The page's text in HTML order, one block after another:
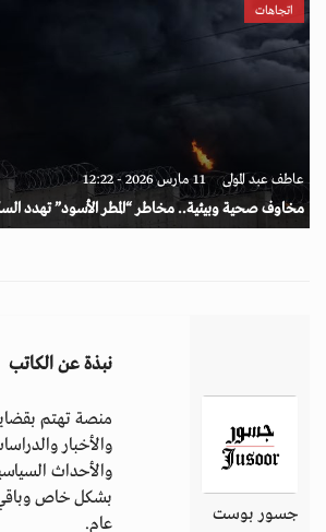
اتجاهات
عاطف عبد المولى 11 مارس 2026 - 12:22
مخاوف صحية وبيئية.. مخاطر “المطر الأسود” تهدد
جسور بوست
نبذة عن الكاتب
منصة تهتم
والأخبار
والأحداث
بشكل خاص
عام.